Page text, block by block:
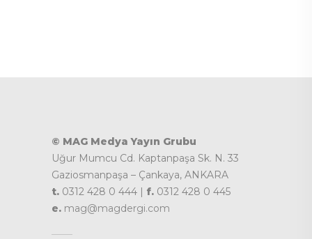
© MAG Medya Yayın Grubu
Uğur Mumcu Cd. Kaptanpaşa Sk. N. 33
Gaziosmanpaşa – Çankaya, ANKARA
t. 0312 428 0 444 | f. 0312 428 0 445
e. mag@magdergi.com